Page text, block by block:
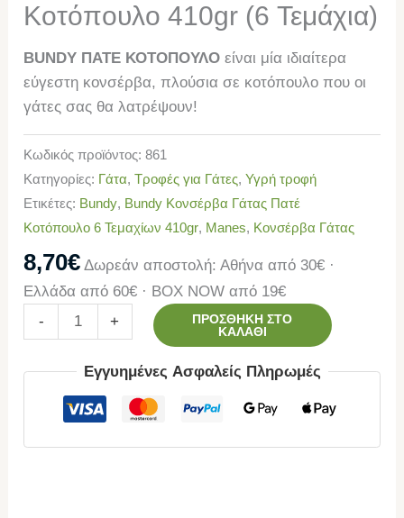
Κοτόπουλο 410gr (6 Τεμάχια)
BUNDY ΠΑΤΕ ΚΟΤΟΠΟΥΛΟ είναι μία ιδιαίτερα
εύγεστη κονσέρβα, πλούσια σε κοτόπουλο που οι
γάτες σας θα λατρέψουν!
Κωδικός προϊόντος:861
Κατηγορίες: Γάτα,Τροφές για Γάτες,Υγρή τροφή
Ετικέτες: Bundy, Bundy Κονσέρβα Γάτας Πατέ
Κοτόπουλο 6 Τεμαχίων 410gr, Manes, Κονσέρβα Γάτας
8,70€ Δωρεάν αποστολή: Αθήνα από 30€ ·
Ελλάδα από 60€ · BOX NOW από 19€
-
+
ΠΡΟΣΘΉΚΗ ΣΤΟ
ΚΑΛΆΘΙ
Εγγυημένες Ασφαλείς Πληρωμές